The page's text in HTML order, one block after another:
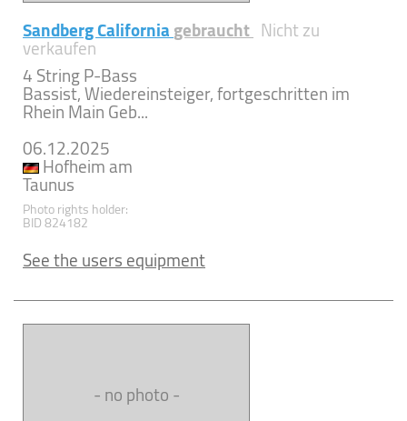
Sandberg Californiagebraucht Nicht zu
verkaufen
4 String P-Bass
Bassist, Wiedereinsteiger, fortgeschritten im
Rhein Main Geb...
06.12.2025
Hofheim am
Taunus
Photo rights holder:
BID 824182
See the users equipment
- no photo -